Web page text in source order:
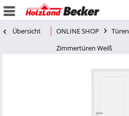
Übersicht ONLINE SHOP Türen
Zimmertüren Weiß